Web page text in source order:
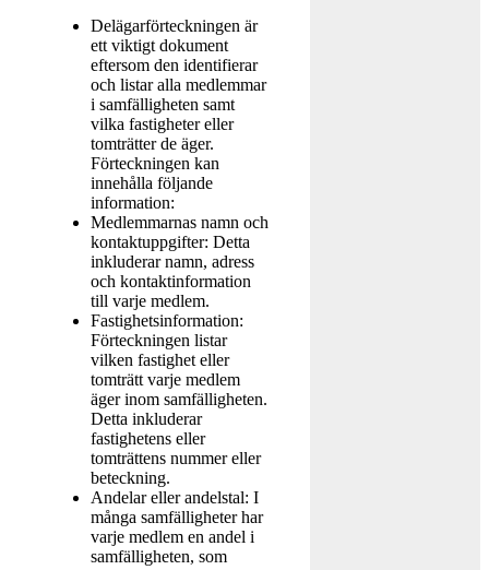
Delägarförteckningen är
ett viktigt dokument
eftersom den identifierar
och listar alla medlemmar
i samfälligheten samt
vilka fastigheter eller
tomträtter de äger.
Förteckningen kan
innehålla följande
information:
Medlemmarnas namn och
kontaktuppgifter: Detta
inkluderar namn, adress
och kontaktinformation
till varje medlem.
Fastighetsinformation:
Förteckningen listar
vilken fastighet eller
tomträtt varje medlem
äger inom samfälligheten.
Detta inkluderar
fastighetens eller
tomträttens nummer eller
beteckning.
Andelar eller andelstal: I
många samfälligheter har
varje medlem en andel i
samfälligheten, som